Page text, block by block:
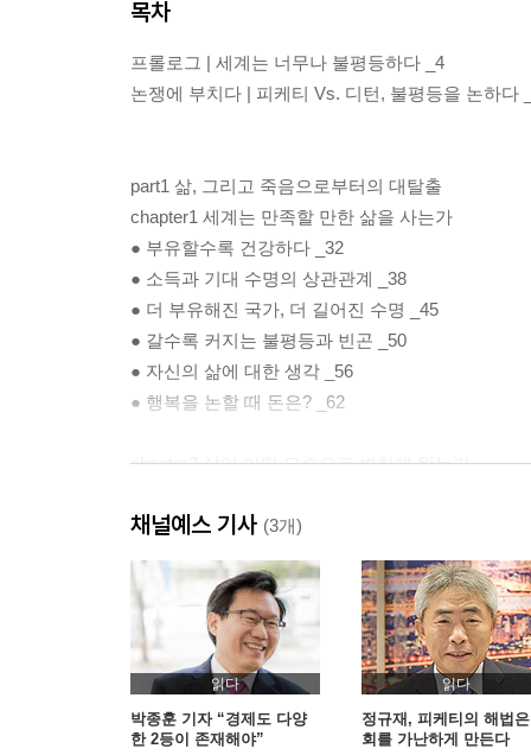
목차
프롤로그 | 세계는 너무나 불평등하다 _4
논쟁에 부치다 | 피케티 Vs. 디턴, 불평등을 논하다
part1 삶, 그리고 죽음으로부터의 대탈출
chapter1 세계는 만족할 만한 삶을 사는가
● 부유할수록 건강하다 _32
● 소득과 기대 수명의 상관관계 _38
● 더 부유해진 국가, 더 길어진 수명 _45
● 갈수록 커지는 불평등과 빈곤 _50
● 자신의 삶에 대한 생각 _56
● 행복을 논할 때 돈은? _62
chapter2 삶이 어떤 모습으로 변화해 왔는가
● 과거에는 어떻게 살다가 죽었나 _82
● 행복이 삶을 개선시키다 _91
● 과학이 기대 수명을 증가시키다 _97
chapter3 무엇이 불평등을 지속적으로 만드나
● 질병과 가난병 _116
● 빈곤이 죽음의 불평등을 낳다 _125
● 경제성장이 사망률을 낮출까 _130
채널예스 기사 (3개)
읽다
박종훈 기자 “경제도 다양
한 2등이 존재해야”
읽다
정규재, 피케티의 해법
회를 가난하게 만든다